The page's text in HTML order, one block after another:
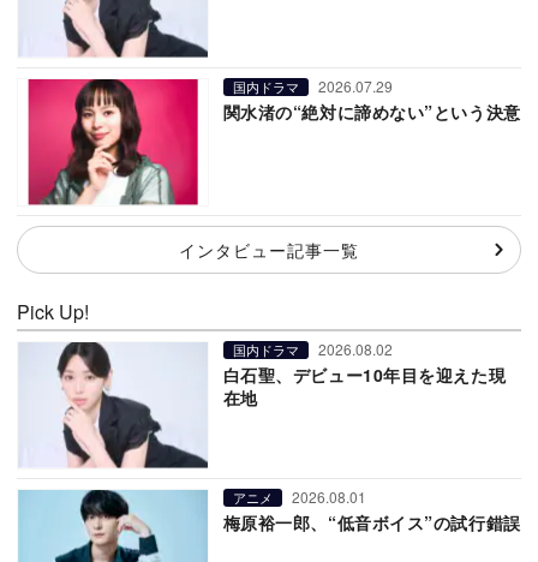
国内ドラマ 2026.07.29
関水渚の“絶対に諦めない”という決意
インタビュー記事一覧
Pick Up!
国内ドラマ 2026.08.02
白石聖、デビュー10年目を迎えた現
在地
アニメ 2026.08.01
梅原裕一郎、“低音ボイス”の試行錯誤